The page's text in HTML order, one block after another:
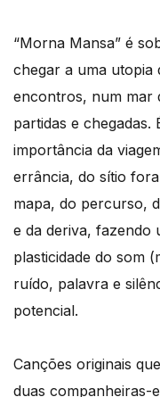
“Morna Mansa” é
chegar a uma utopia
encontros, num mar
partidas e chegadas.
importância da
errância, do sítio
mapa, do percurso,
e da deriva, fazendo
plasticidade do som
ruído, palavra e
potencial.
Canções originais
duas companheiras-